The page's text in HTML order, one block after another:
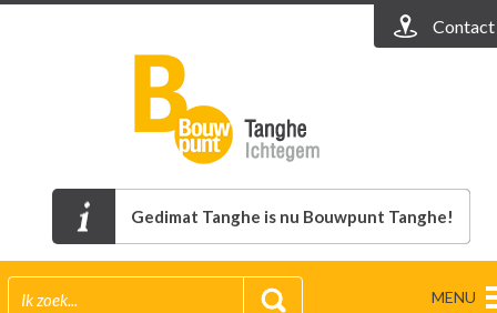
Contact
Gedimat Tanghe is nu Bouwpunt Tanghe!
MENU